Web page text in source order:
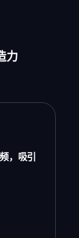
力
，吸引